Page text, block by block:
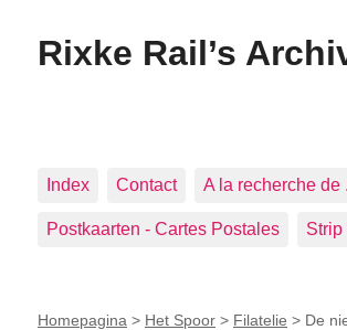
Rixke Rail’s
Index Contact A la recherche de
Postkaarten - Cartes Postales
Homepagina > Het Spoor > Filatelie > De